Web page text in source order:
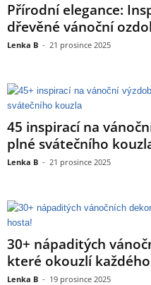
Přírodní elegance:
dřevěné vánoční
Lenka B - 21 prosince 2025
45 inspirací na
plné svátečního
Lenka B - 21 prosince 2025
30+ nápaditých
které okouzlí
Lenka B - 19 prosince 2025